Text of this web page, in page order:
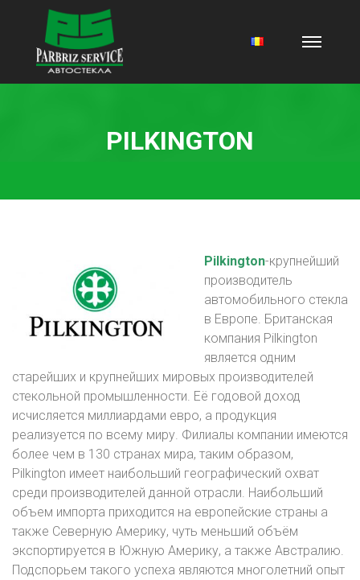
PILKINGTON
Pilkington-крупнейший
производитель
автомобильного стекла
в Европе. Британская
компания Pilkington
является одним
старейших и крупнейших мировых производителей
стекольной промышленности. Её годовой доход
исчисляется миллиардами евро, а продукция
реализуется по всему миру. Филиалы компании имеются
более чем в 130 странах мира, таким образом,
Pilkington имеет наибольший географический охват
среди производителей данной отрасли. Наибольший
объем импорта приходится на европейские страны а
также Северную Америку, чуть меньший объём
экспортируется в Южную Америку, а также Австралию.
Подспорьем такого успеха являются многолетний опыт